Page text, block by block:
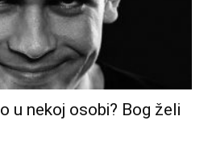
u nekoj osobi? Bog želi